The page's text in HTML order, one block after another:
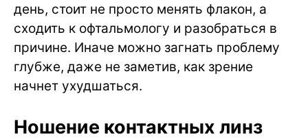
день, стоит не просто менять флакон, а
сходить к офтальмологу и разобраться в
причине. Иначе можно загнать проблему
глубже, даже не заметив, как зрение
начнет ухудшаться.
Ношение контактных линз